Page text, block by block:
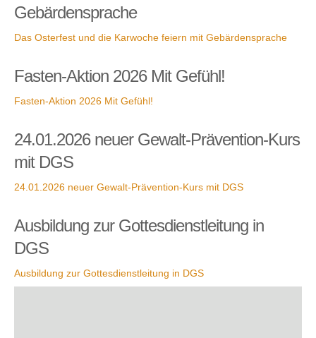
Gebärdensprache
Das Osterfest und die Karwoche feiern mit Gebärdensprache
Fasten-Aktion 2026 Mit Gefühl!
Fasten-Aktion 2026 Mit Gefühl!
24.01.2026 neuer Gewalt-Prävention-Kurs
mit DGS
24.01.2026 neuer Gewalt-Prävention-Kurs mit DGS
Ausbildung zur Gottesdienstleitung in
DGS
Ausbildung zur Gottesdienstleitung in DGS